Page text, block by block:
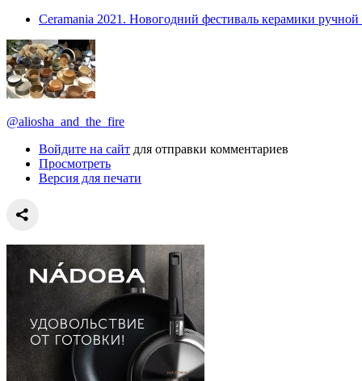
Ceramania 2021. Новогодний фестиваль керамики ручной
@aliosha_and_the_fire
Войдите на сайт для отправки комментариев
Просмотреть
Версия для печати